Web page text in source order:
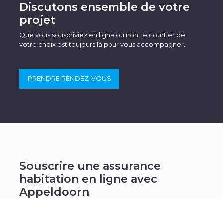
Discutons ensemble de votre
projet
Que vous souscriviez en ligne ou non, le courtier de
votre choix est toujours là pour vous accompagner.
PRENDRE RENDEZ-VOUS
Souscrire une assurance
habitation en ligne avec
Appeldoorn